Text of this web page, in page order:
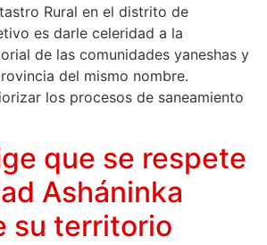
Rural en el distrito de
es darle celeridad a la
de las comunidades yaneshas y
del mismo nombre.
los procesos de saneamiento
que se respete
Asháninka
su territorio